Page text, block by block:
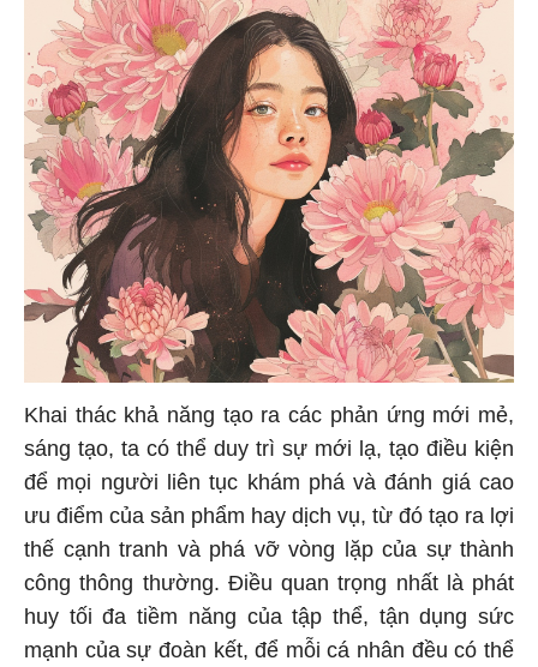
Khai thác khả năng tạo ra các phản ứng mới mẻ,
sáng tạo, ta có thể duy trì sự mới lạ, tạo điều kiện
để mọi người liên tục khám phá và đánh giá cao
ưu điểm của sản phẩm hay dịch vụ, từ đó tạo ra lợi
thế cạnh tranh và phá vỡ vòng lặp của sự thành
công thông thường. Điều quan trọng nhất là phát
huy tối đa tiềm năng của tập thể, tận dụng sức
mạnh của sự đoàn kết, để mỗi cá nhân đều có thể